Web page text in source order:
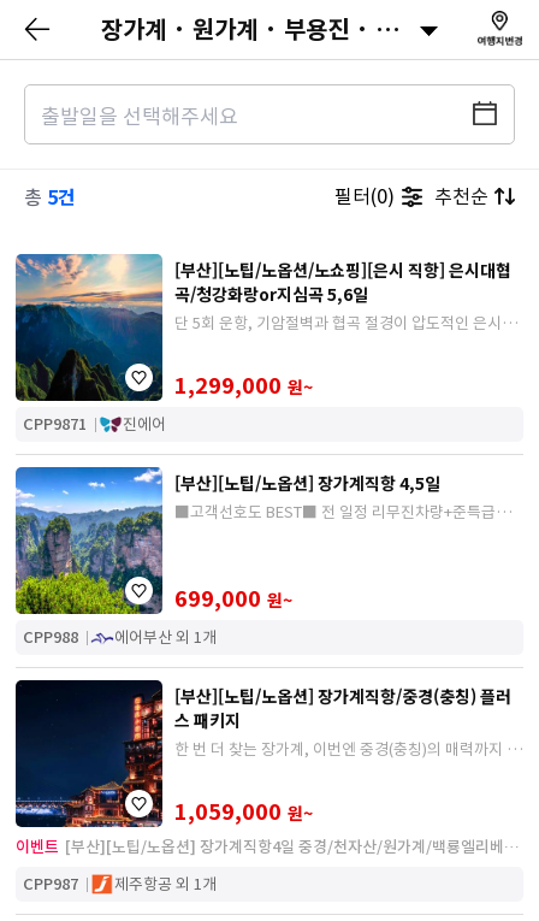
장가계 · 원가계 · 부용진 · 은시
총 5건 추천순
필터(0)
[부산][노팁/노옵션/노쇼핑][은시 직항] 은시대협
곡/청강화랑or지심곡 5,6일
단 5회 운항, 기암절벽과 협곡 절경이 압도적인 은시대
1,299,000 원~
CPP9871 진에어
[부산][노팁/노옵션] 장가계직항 4,5일
■고객선호도 BEST■ 전 일정 리무진차량+준특급호
699,000 원~
CPP988 에어부산 외 1개
[부산][노팁/노옵션] 장가계직항/중경(충칭) 플러
스 패키지
한 번 더 찾는 장가계, 이번엔 중경(충칭)의 매력까지 함
1,059,000 원~
이벤트 [부산][노팁/노옵션] 장가계직항4일 중경/천자산/원가계/백룡엘리베이
터/쇼/마사지
CPP987 제주항공 외 1개